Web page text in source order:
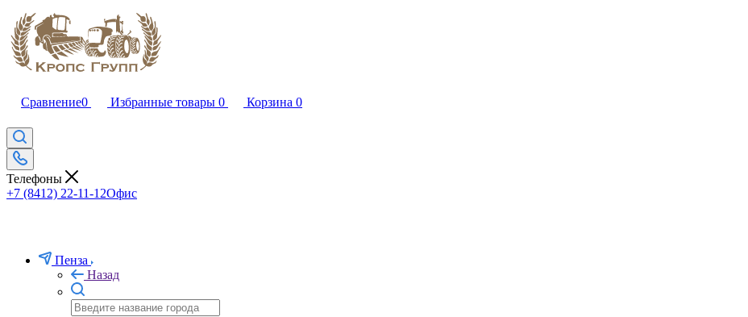
Сравнение0 Избранные товары 0 Корзина 0
Телефоны
+7 (8412) 22-11-12Офис
Пенза
Назад